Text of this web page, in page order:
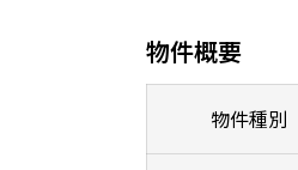
物件概要
物件種別